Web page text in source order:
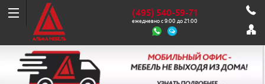
(495) 540-59-71
ежедневно с 9:00 до 21:00